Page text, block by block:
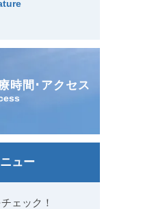
時間･アクセス
ュー
ェック！